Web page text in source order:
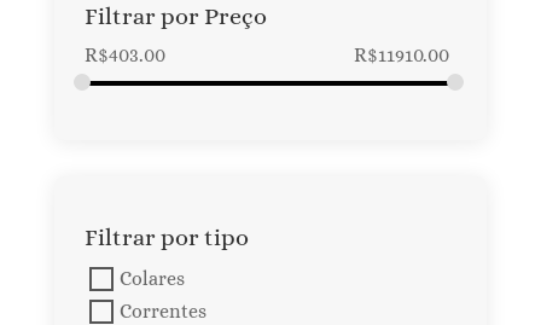
Filtrar por Preço
R$403.00 R$11910.00
Filtrar por tipo
Colares
Correntes